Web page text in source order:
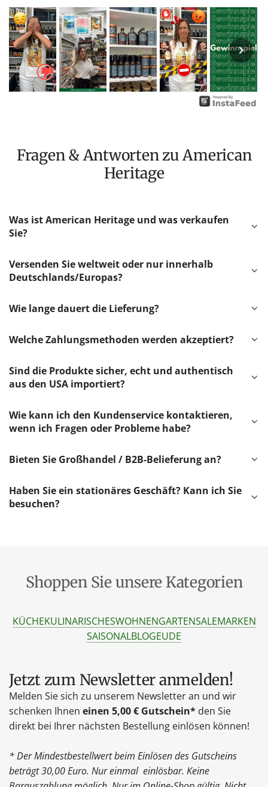
Fragen & Antworten zu American
Heritage
Was ist American Heritage und was verkaufen
Sie?
Versenden Sie weltweit oder nur innerhalb
Deutschlands/Europas?
Wie lange dauert die Lieferung?
Welche Zahlungsmethoden werden akzeptiert?
Sind die Produkte sicher, echt und authentisch
aus den USA importiert?
Wie kann ich den Kundenservice kontaktieren,
wenn ich Fragen oder Probleme habe?
Bieten Sie Großhandel / B2B-Belieferung an?
Haben Sie ein stationäres Geschäft? Kann ich Sie
besuchen?
Shoppen Sie unsere Kategorien
KÜCHEKULINARISCHESWOHNENGARTENSALEMARKEN
SAISONALBLOGEUDE
Jetzt zum Newsletter anmelden!
Melden Sie sich zu unserem Newsletter an und wir
schenken Ihnen einen 5,00 € Gutschein* den Sie
direkt bei Ihrer nächsten Bestellung einlösen können!
* Der Mindestbestellwert beim Einlösen des Gutscheins
beträgt 30,00 Euro. Nur einmal einlösbar. Keine